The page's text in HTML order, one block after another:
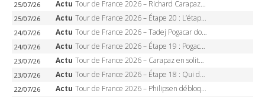
25/07/26 Actu Tour de France 2026 – Richard Carapaz roi des Alpes, doublé et maillot à pois, Seixas perd le podium
25/07/26 Actu Tour de France 2026 – Étape 20 : L’étape reine, Galibier, Sarenne, Alpe d’Huez, qui succédera à Pogacar ?
24/07/26 Actu Tour de France 2026 – Tadej Pogacar dompte l’Alpe d’Huez, 5e victoire, record de Pantani pulvérisé
24/07/26 Actu Tour de France 2026 – Étape 19 : Pogacar peut-il enfin dompter l’Alpe d’Huez ?
23/07/26 Actu Tour de France 2026 – Carapaz en solitaire à Orcières-Merlette, Paret-Peintre à un point du maillot à pois
23/07/26 Actu Tour de France 2026 – Étape 18 : Qui domptera Orcières-Merlette, première marche vers l’Alpe d’Huez ?
22/07/26 Actu Tour de France 2026 – Philipsen débloque son compteur à Voiron, Pedersen en danger pour le maillot vert